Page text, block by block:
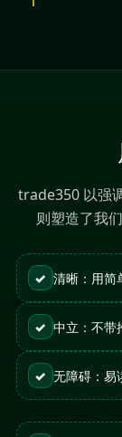
trade350 以强
则塑造了我
✓ 清晰：用简
✓ 中立：不带
✓ 无障碍：易